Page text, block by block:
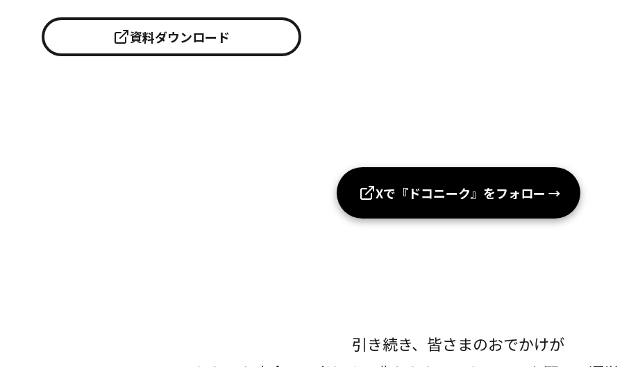
資料ダウンロード
Xで『ドコニーク』をフォロー →
引き続き、皆さまのおでかけが